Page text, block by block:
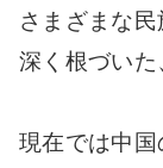
さまざまな
深く根づいた
現在では中